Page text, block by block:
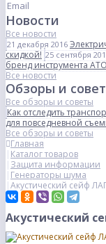
Новости
Все новости
21 декабря 2016
скидкой! 25 сентября
бренд инструмента
Все новости
Обзоры и
Все обзоры и советы
Как отследить
для повседневной
Все обзоры и советы
Главная
Каталог товаров
Защита информации
Генераторы шума
Акустический сейф
Акустический